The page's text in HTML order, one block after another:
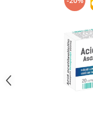
Supliment Vitamina D3
Tincturi si Gemoderivate
Tuse gat si respiratie
Vitamine si minerale